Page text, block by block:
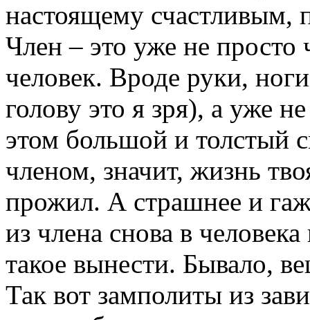
настоящему счастливым,
Член – это уже не
человек. Вроде руки,
голову это я зря), а уже
этом большой и толстый
членом, значит, жизнь
прожил. А страшнее и
из члена снова в
такое вынести. Бывало,
Так вот замполиты из